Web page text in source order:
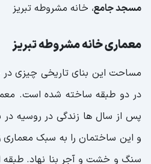
مسجد جامع، خانه مشروطه تبریز
معماری خانه مشروطه تبریز
در دو طبقه ساخته شده است.
و این ساختمان را به سبک معماری